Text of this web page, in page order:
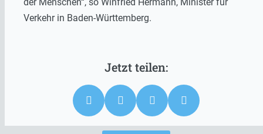
Verkehr in Baden-Württemberg.